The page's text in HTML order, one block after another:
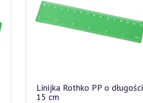
Linijka Rothko PP o długości
15 cm